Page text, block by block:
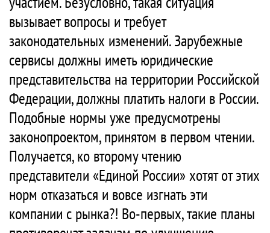
вызывает вопросы и требует
законодательных изменений. Зарубежные
сервисы должны иметь юридические
представительства на территории Российской
Федерации, должны платить налоги в России.
Подобные нормы уже предусмотрены
законопроектом, принятом в первом чтении.
Получается, ко второму чтению
представители «Единой России» хотят от этих
норм отказаться и вовсе изгнать эти
компании с рынка?! Во-первых, такие планы